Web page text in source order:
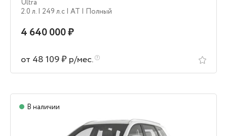
Ultra
2.0 л. | 249 л.c | AT | Полный
4 640 000 ₽
от 48 109 ₽ р/мес.
В наличии